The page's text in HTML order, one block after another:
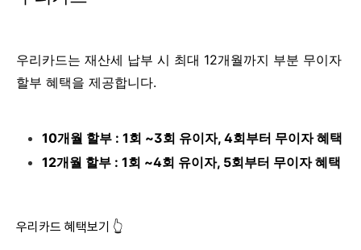
우리카드는 재산세 납부 시 최대 12개월까지 부분 무이자
할부 혜택을 제공합니다.
10개월 할부 : 1회 ~3회 유이자, 4회부터 무이자 혜택
12개월 할부 : 1회 ~4회 유이자, 5회부터 무이자 혜택
우리카드 혜택보기 👆